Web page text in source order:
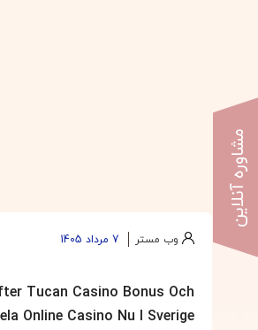
مشاوره آنلاین
وب مستر 7 مرداد 1405
Tucan Casino Bonus Och
Online Casino Nu I Sverige